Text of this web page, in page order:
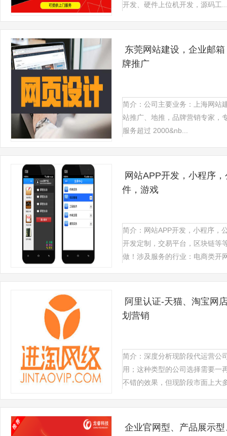
开发、硬件上位机开发，源码工
东莞网站建设，企业邮
牌推广
简介：公司主要业务：上海网站
站推广、地推，品牌营销专家，
服务超过 2000&nb...
网站APP开发，小程序
件，游戏
简介：网站APP开发，小程序，
开发定制，交易平台，区块链等
做！涉及服务的行业：电商类开
阿里认证-天猫、淘宝网
划营销
简介：深度分析现阶段代运营公
用；这种类型的公司选择需要一
不错的效果，但现阶段市面上大
企业官网型、产品展示